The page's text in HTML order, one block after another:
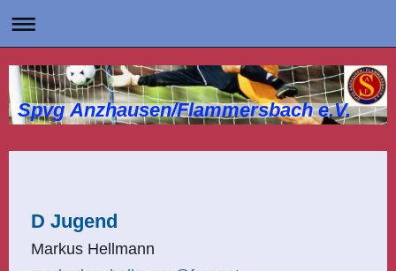
Spvg Anzhausen/Flammersbach e.V.
D Jugend
Markus Hellmann